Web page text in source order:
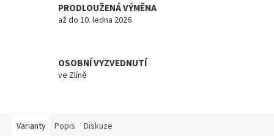
PRODLOUŽENÁ VÝMĚNA
až do 10. ledna 2026
OSOBNÍ VYZVEDNUTÍ
ve Zlíně
Varianty Popis Diskuze